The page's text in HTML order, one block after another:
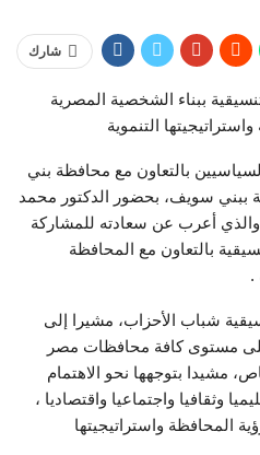
شارك
ببناء الشخصية المصرية
التنموية
بالتعاون مع محافظة بني
ببني سويف، بحضور الدكتور محمد
أعرب عن سعادته للمشاركة
بالتعاون مع المحافظة
.
شباب الأحزاب، مشيرا إلى
على مستوى كافة محافظات مصر
مشيدا بتوجهها نحو الاهتمام
وثقافيا واجتماعيا واقتصاديا ،
المحافظة واستراتيجيتها